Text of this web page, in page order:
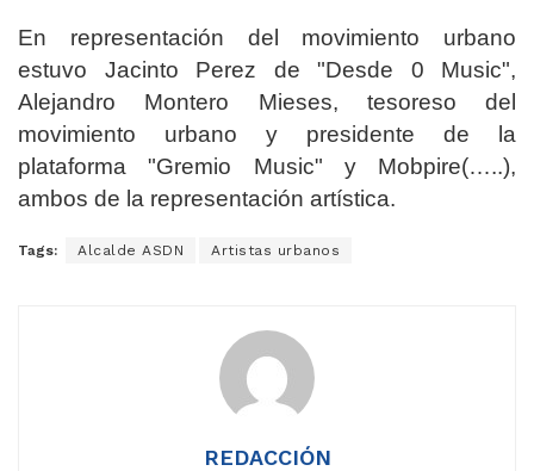
En representación del movimiento urbano
estuvo Jacinto Perez de "Desde 0 Music",
Alejandro Montero Mieses, tesoreso del
movimiento urbano y presidente de la
plataforma "Gremio Music" y Mobpire(…..),
ambos de la representación artística.
Tags: Alcalde ASDN Artistas urbanos
REDACCIÓN